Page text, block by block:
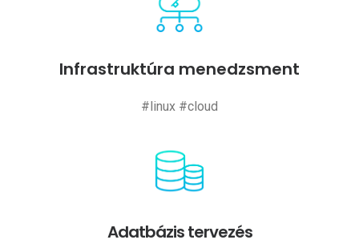
Infrastruktúra menedzsment
#linux #cloud
Adatbázis tervezés